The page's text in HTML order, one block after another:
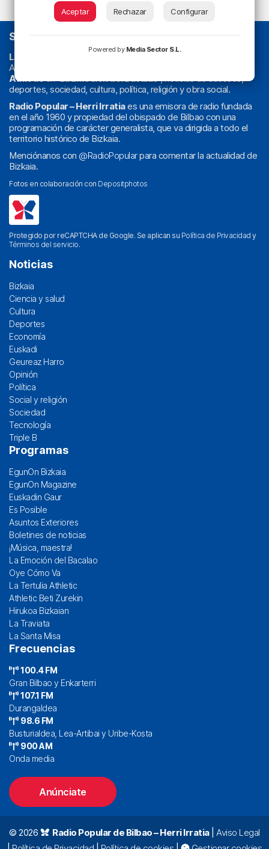
SOBRE NOSOTROS
La radio sin cadenas
. Desde 1960 haciendo radio en Bilbao.
Actualidad y
Athletic
deportes, sociedad, cultura, política, religión y obra social.
Radio Popular – Herri Irratiaes una emisora de radio fundada
en el año 1960 y propiedad del obispado de Bilbao con una
programación de carácter generalista, que va dirigida a todo el
territorio histórico de Bizkaia.
Menciónanos con @RadioPopularpara comentar la actualidad de
Bizkaia.
Fotos en colaboración con Depositphotos
Protegido por reCAPTCHA de Google. Se aplican su Política de Privacidad y
Términos del servicio.
Noticias
Bizkaia
Ciencia y salud
Cultura
Deportes
Economía
Euskadi
Geureaz Harro
Opinión
Política
Social y religión
Sociedad
Tecnología
Triple B
Programas
EgunOn Bizkaia
EgunOn Magazine
Euskadin Gaur
Es Posible
Asuntos Exteriores
Boletines de noticias
¡Música, maestra!
La Emoción del Bacalao
Oye Cómo Va
La Tertulia Athletic
Athletic Beti Zurekin
Hirukoa Bizkaian
La Traviata
La Santa Misa
Frecuencias
100.4 FM
Gran Bilbao y Enkarterri
107.1 FM
Durangaldea
98.6 FM
Busturialdea, Lea-Artibai y Uribe-Kosta
900 AM
Onda media
Anúnciate
© 2026 Radio Popular de Bilbao – Herri Irratia| Aviso Legal
Aceptar Rechazar Configurar
Powered by Media Sector S.L.